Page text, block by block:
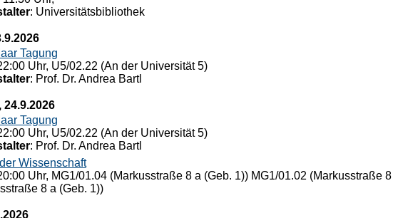
: Universitätsbibliothek
Tagung
Uhr, U5/02.22 (An der Universität 5)
: Prof. Dr. Andrea Bartl
24.9.2026
Tagung
Uhr, U5/02.22 (An der Universität 5)
: Prof. Dr. Andrea Bartl
Wissenschaft
Uhr, MG1/01.04 (Markusstraße 8 a (Geb. 1)) MG1/01.02 (Markusstraße
8 a (Geb. 1))